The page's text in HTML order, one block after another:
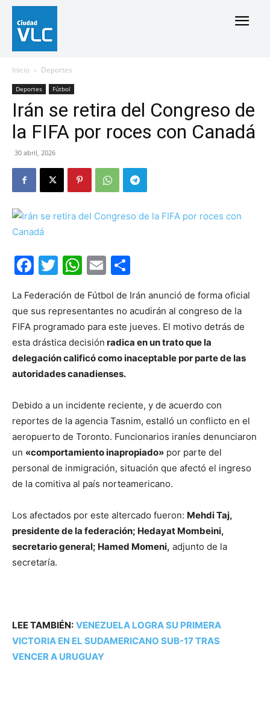
Inicio Deportes
Deportes Fútbol
Irán se retira del Congreso de
la FIFA por roces con Canadá
30 abril, 2026
Facebook
Twitter
WhatsApp
Email
La Federación de Fútbol de Irán anunció de forma oficial
que sus representantes no acudirán al congreso de la
FIFA programado para este jueves. El motivo detrás de
esta drástica decisión radica en un trato que la
delegación calificó como inaceptable por parte de las
autoridades canadienses.
Debido a un incidente reciente, y de acuerdo con
reportes de la agencia Tasnim, estalló un conflicto en el
aeropuerto de Toronto. Funcionarios iraníes denunciaron
un «comportamiento inapropiado» por parte del
personal de inmigración, situación que afectó el ingreso
de la comitiva al país norteamericano.
Los afectados por este altercado fueron: Mehdi Taj,
presidente de la federación; Hedayat Mombeini,
secretario general; Hamed Momeni, adjunto de la
secretaría.
LEE TAMBIÉN: VENEZUELA LOGRA SU PRIMERA
VICTORIA EN EL SUDAMERICANO SUB-17 TRAS
VENCER A URUGUAY